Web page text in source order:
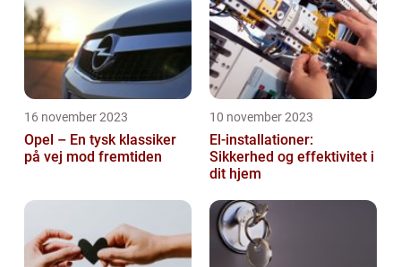
16 november 2023
Opel – En tysk klassiker
på vej mod fremtiden
10 november 2023
El-installationer:
Sikkerhed og effektivitet i
dit hjem